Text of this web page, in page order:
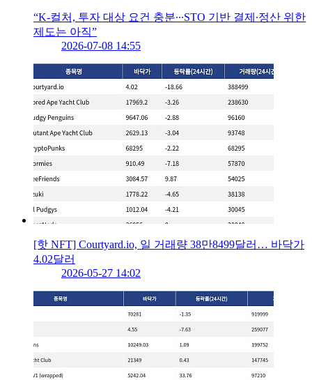
“K-컬처, 투자 대상 요건 충분∙∙∙STO 기반 결제∙정산 위한
제도는 아직”
2026-07-08 14:55
[핫 NFT] Courtyard.io, 일 거래량 38만8499달러… 바닥가
4.02달러
2026-05-27 14:02